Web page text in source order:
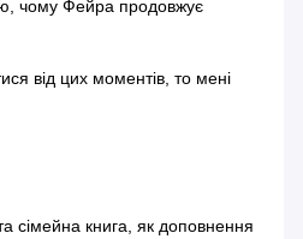
чому Фейра продовжує
від цих моментів, то мені
сімейна книга, як доповнення